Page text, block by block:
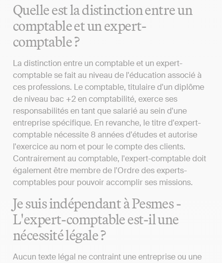
Quelle est la distinction entre un
comptable et un expert-
comptable ?
La distinction entre un comptable et un expert-
comptable se fait au niveau de l'éducation associé à
ces professions. Le comptable, titulaire d'un diplôme
de niveau bac +2 en comptabilité, exerce ses
responsabilités en tant que salarié au sein d'une
entreprise spécifique. En revanche, le titre d'expert-
comptable nécessite 8 années d'études et autorise
l'exercice au nom et pour le compte des clients.
Contrairement au comptable, l'expert-comptable doit
également être membre de l'Ordre des experts-
comptables pour pouvoir accomplir ses missions.
Je suis indépendant à Pesmes -
L'expert-comptable est-il une
nécessité légale ?
Aucun texte légal ne contraint une entreprise ou une